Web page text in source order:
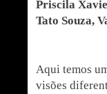
Priscila
Tato Souza,
Aqui temos
visões